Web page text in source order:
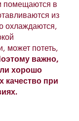
помещаются в
из
охлаждаются,
может потеть,
важно,
хорошо
качество при